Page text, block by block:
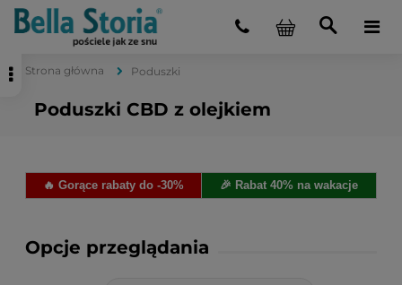
Strona główna Poduszki
Poduszki CBD z olejkiem
🔥 Gorące rabaty do -30% 🎉 Rabat 40% na wakacje
Opcje przeglądania